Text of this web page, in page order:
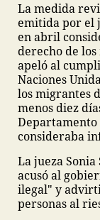
La medida
emitida por el
en abril
derecho de
apeló al
Naciones
los migrantes
menos diez
Departamento
consideraba
La jueza
acusó al
ilegal" y
personas al